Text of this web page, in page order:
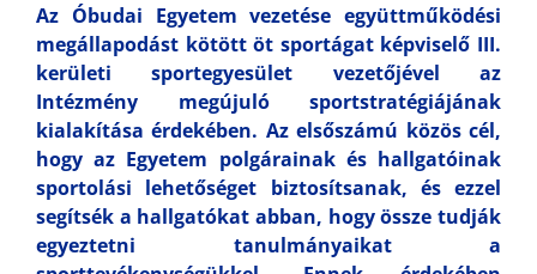
Az Óbudai Egyetem vezetése együttműködési
megállapodást kötött öt sportágat képviselő III.
kerületi sportegyesület vezetőjével az
Intézmény megújuló sportstratégiájának
kialakítása érdekében. Az elsőszámú közös cél,
hogy az Egyetem polgárainak és hallgatóinak
sportolási lehetőséget biztosítsanak, és ezzel
segítsék a hallgatókat abban, hogy össze tudják
egyeztetni tanulmányaikat a